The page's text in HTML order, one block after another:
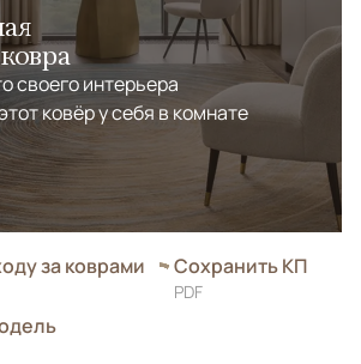
своего интерьера
ковёр у себя в комнате
за коврами Сохранить КП
PDF